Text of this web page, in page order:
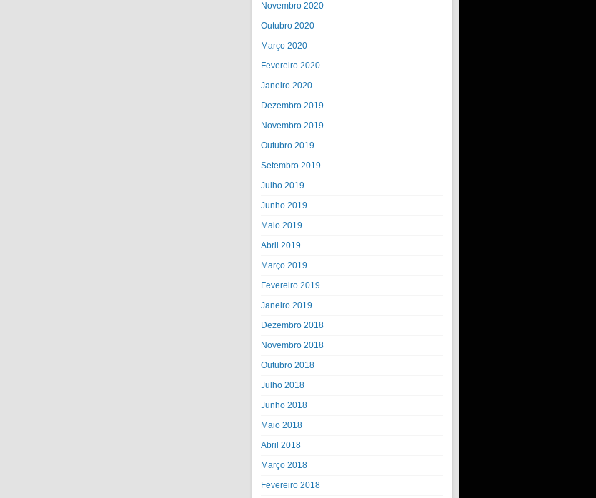
Novembro 2020
Outubro 2020
Março 2020
Fevereiro 2020
Janeiro 2020
Dezembro 2019
Novembro 2019
Outubro 2019
Setembro 2019
Julho 2019
Junho 2019
Maio 2019
Abril 2019
Março 2019
Fevereiro 2019
Janeiro 2019
Dezembro 2018
Novembro 2018
Outubro 2018
Julho 2018
Junho 2018
Maio 2018
Abril 2018
Março 2018
Fevereiro 2018